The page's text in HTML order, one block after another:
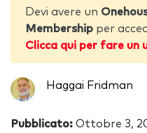
Devi avere un
Membership per
Clicca qui per fare un
Haggai Fridman
Pubblicato: Ottobre 3,